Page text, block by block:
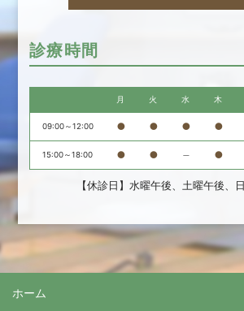
診療時間
月 火 水 木
09:00～12:00 ● ● ● ●
15:00～18:00 ● ● － ●
【休診日】水曜午後、土曜午後、
ホーム